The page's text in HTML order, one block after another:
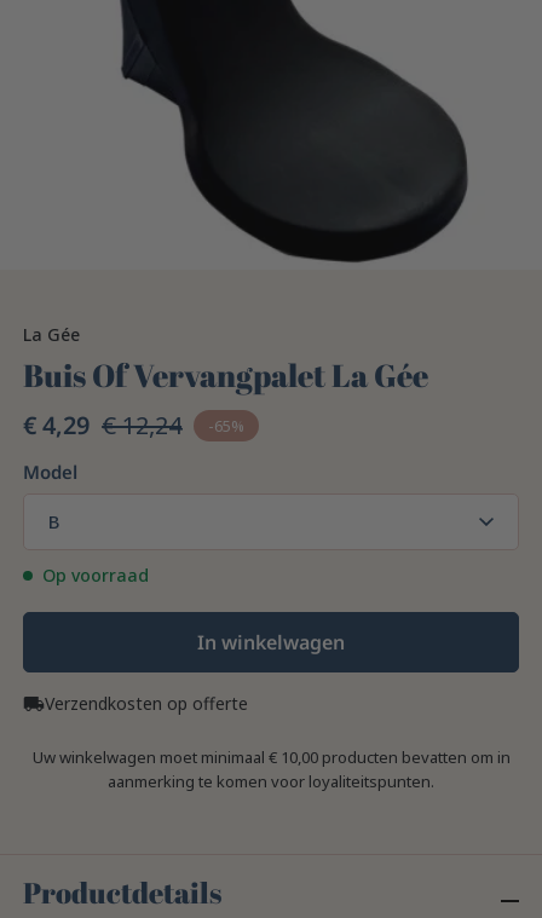
La Gée
Buis Of Vervangpalet La Gée
€ 4,29 € 12,24 -65%
Model
B
Op voorraad
In winkelwagen
local_shippingVerzendkosten op offerte
Uw winkelwagen moet minimaal € 10,00 producten bevatten om in
aanmerking te komen voor loyaliteitspunten.
Productdetails